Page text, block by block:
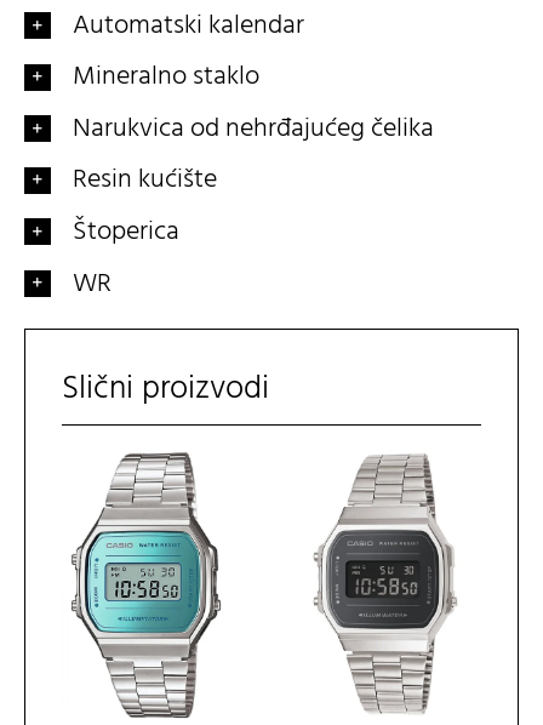
Automatski kalendar
Mineralno staklo
Narukvica od nehrđajućeg čelika
Resin kućište
Štoperica
WR
Slični proizvodi